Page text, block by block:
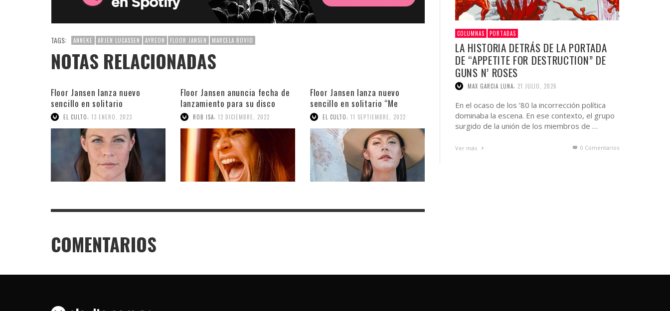
TAGS: ANNEKE ARJEN LUCASSEN AYREON FLOOR JANSEN MARCELA BOVIO
NOTAS RELACIONADAS
Floor Jansen lanza nuevo
sencillo en solitario
“Invincible”
EL CULTO 13 ENERO, 2023
Floor Jansen anuncia fecha de
lanzamiento para su disco
solistaROB ISA 12 DICIEMBRE, 2022
Floor Jansen lanza nuevo
sencillo en solitario “Me
Without You”
EL CULTO 11 SEPTIEMBRE, 2022
COMENTARIOS
COLUMNAS PORTADAS
LA HISTORIA DETRÁS DE LA PORTADA
DE “APPETITE FOR DESTRUCTION” DE
GUNS N’ ROSES
MAX GARCIA LUNA, 21 JULIO, 2026
En el ocaso de los ’80 la incorrección política
dominaba la escena. En ese contexto, el grupo
surgido de la unión de los miembros de …
Ver más 0 Comentarios